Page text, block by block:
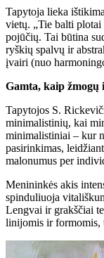
Tapytoja lieka
vietų. „Tie balti plotai
pojūčių. Tai būtina
ryškių spalvų ir
įvairi (nuo
Gamta, kaip žmogų
Tapytojos S.
minimalistinių, kai
minimalistiniai – kur
pasirinkimas,
malonumus per
Menininkės akis
spinduliuoja
Lengvai ir grakščiai
linijomis ir formomis,